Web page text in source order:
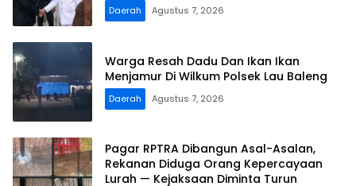
Daerah Agustus 7, 2026
Warga Resah Dadu Dan Ikan Ikan
Menjamur Di Wilkum Polsek Lau Baleng
Daerah Agustus 7, 2026
Pagar RPTRA Dibangun Asal-Asalan,
Rekanan Diduga Orang Kepercayaan
Lurah — Kejaksaan Diminta Turun ​